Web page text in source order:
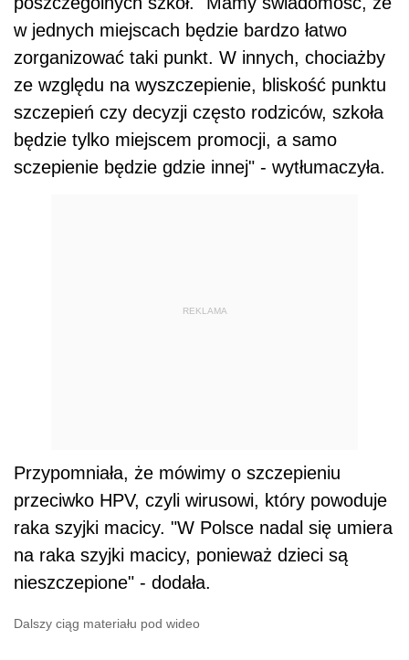
w jednych miejscach będzie bardzo łatwo
zorganizować taki punkt. W innych, chociażby
ze względu na wyszczepienie, bliskość punktu
szczepień czy decyzji często rodziców, szkoła
będzie tylko miejscem promocji, a samo
sczepienie będzie gdzie innej" - wytłumaczyła.
REKLAMA
Przypomniała, że mówimy o szczepieniu
przeciwko HPV, czyli wirusowi, który powoduje
raka szyjki macicy. "W Polsce nadal się umiera
na raka szyjki macicy, ponieważ dzieci są
nieszczepione" - dodała.
Dalszy ciąg materiału pod wideo